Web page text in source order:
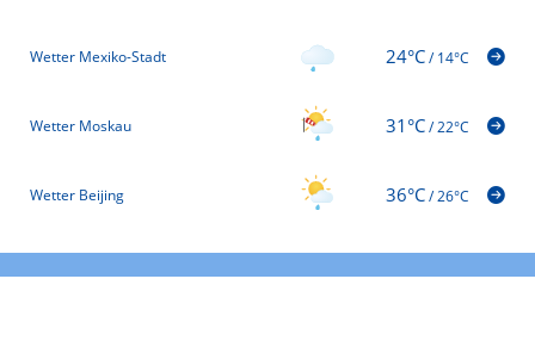
Wetter Mexiko-Stadt 24°C/14°C
Wetter Moskau 31°C/22°C
Wetter Beijing 36°C/26°C